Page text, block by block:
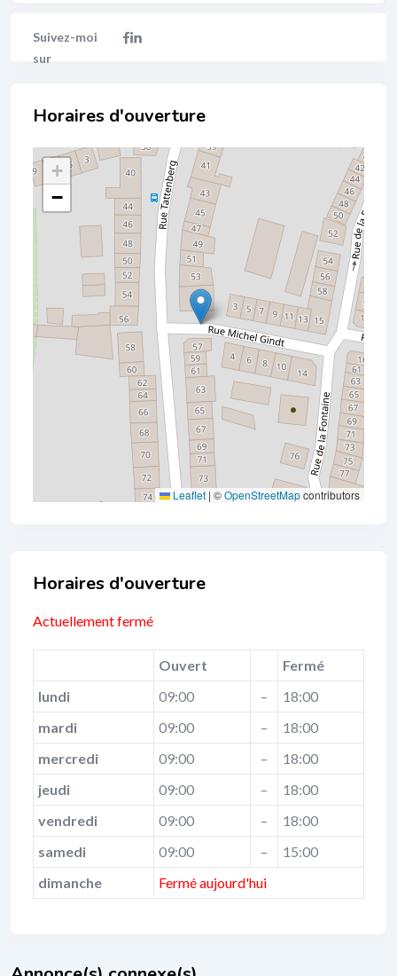
Localisation
+
−
Leaflet | ©OpenStreetMapcontributors
Business Hours
Actuellement fermé
Ouvert
Fermé
lundi
09:00 –
18:00
mardi
09:00 –
18:00
mercredi
09:00 –
18:00
jeudi
09:00 –
18:00
vendredi
09:00 –
18:00
samedi
09:00 –
15:00
dimanche
Fermé aujourd'hui